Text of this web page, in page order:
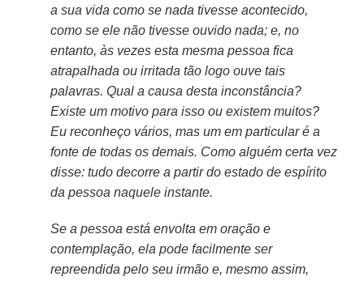
a sua vida como se nada tivesse acontecido,
como se ele não tivesse ouvido nada; e, no
entanto, às vezes esta mesma pessoa fica
atrapalhada ou irritada tão logo ouve tais
palavras. Qual a causa desta inconstância?
Existe um motivo para isso ou existem muitos?
Eu reconheço vários, mas um em particular é a
fonte de todas os demais. Como alguém certa vez
disse: tudo decorre a partir do estado de espírito
da pessoa naquele instante.
Se a pessoa está envolta em oração e
contemplação, ela pode facilmente ser
repreendida pelo seu irmão e, mesmo assim,